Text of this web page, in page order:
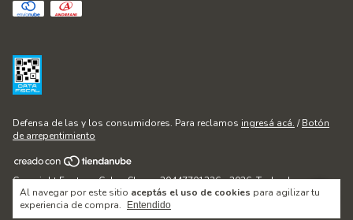
Al navegar por este sitio aceptás el uso de cookies para agilizar tu
experiencia de compra.
Entendido
Defensa de las y los consumidores. Para reclamos ingresá acá. / Botón
de arrepentimiento
Copyright Fontana Cakes Shop - 20447701236 - 2026. Todos los
derechos reservados.